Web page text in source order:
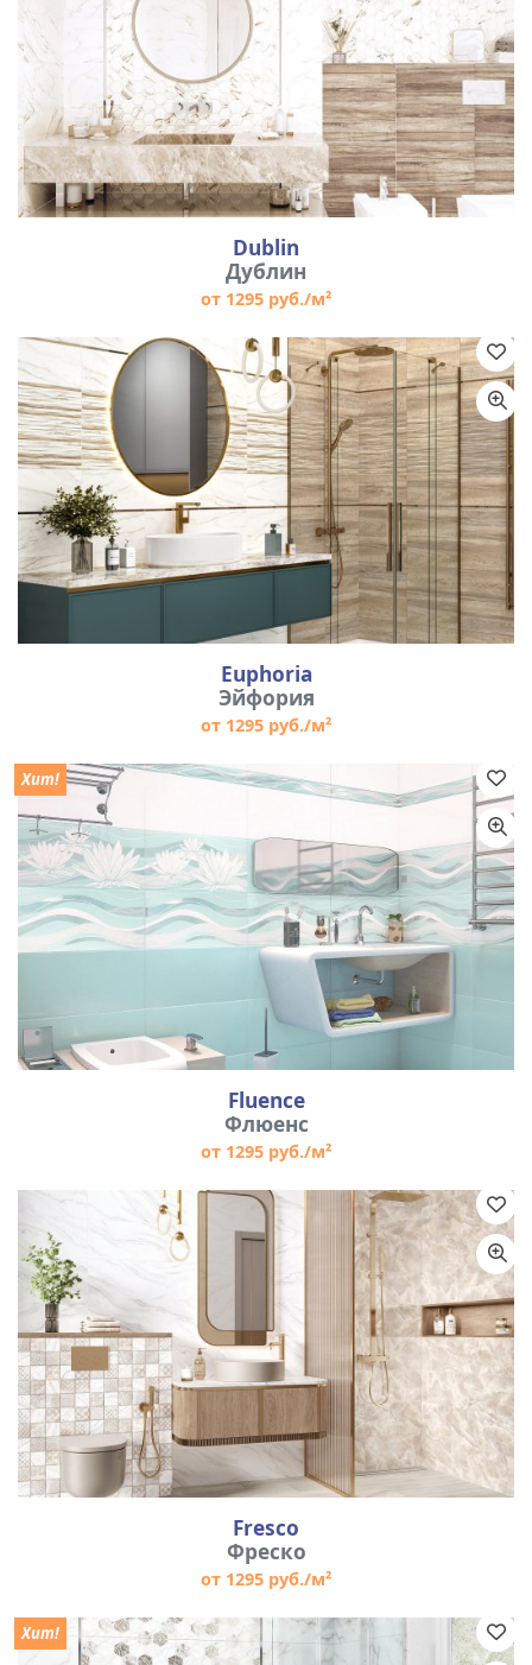
Dublin
Дублин
от 1295 руб./м²
Euphoria
Эйфория
от 1295 руб./м²
Fluence
Флюенс
от 1295 руб./м²
Хит!
Fresco
Фреско
от 1295 руб./м²
Хит!